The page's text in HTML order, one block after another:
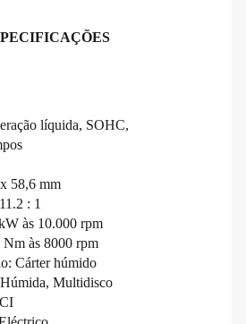
líquida, SOHC,
58,6 mm
: 1
às 10.000 rpm
às 8000 rpm
Cárter húmido
Multidisco